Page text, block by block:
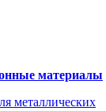
материалы
металлических